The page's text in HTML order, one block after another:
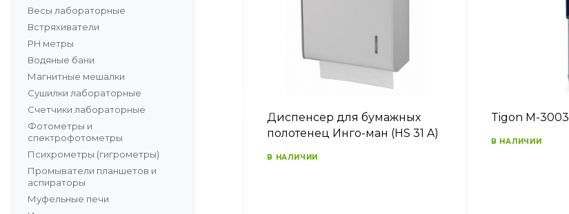
Весы лабораторные
Встряхиватели
PH метры
Водяные бани
Магнитные мешалки
Сушилки лабораторные
Счетчики лабораторные
Фотометры и
спектрофотометры
Психрометры (гигрометры)
Промыватели планшетов и
аспираторы
Муфельные печи
Диспенсер для бумажных
полотенец Инго-ман (HS 31 A)
В НАЛИЧИИ
Tigon M-3003
В НАЛИЧИИ